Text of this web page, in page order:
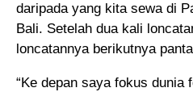
daripada yang kita sewa di
Bali. Setelah dua kali
loncatannya berikutnya
“Ke depan saya fokus dunia